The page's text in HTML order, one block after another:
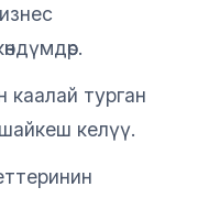
каалай турган
келүү.